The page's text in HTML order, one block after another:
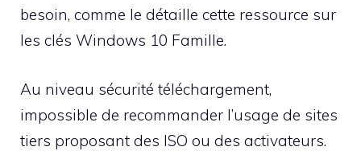
besoin, comme le détaille cette ressource sur
les clés Windows 10 Famille.
Au niveau sécurité téléchargement,
impossible de recommander l’usage de sites
tiers proposant des ISO ou des activateurs.